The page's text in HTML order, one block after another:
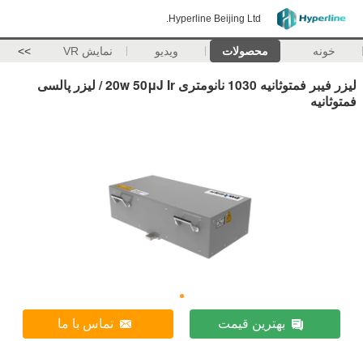
Hyperline Beijing Ltd.
خونه محصولات ویدیو نمایش VR >>
لیزر فیبر فمتوثانیه 1030 نانومتری 20w 50μJ Ir / لیزر پالسی
فمتوثانیه
بهترین قیمت تماس با ما